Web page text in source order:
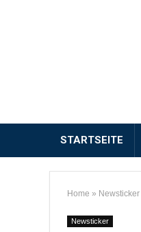
STARTSEITE
Home » Newsticker
Newsticker